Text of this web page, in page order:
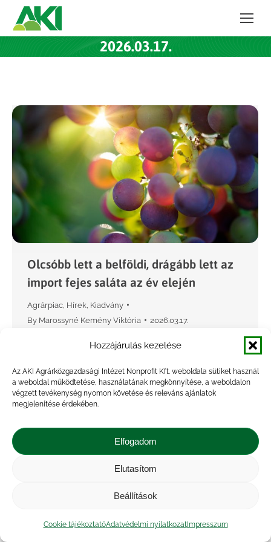
Hozzájárulás kezelése
Az AKI Agrárközgazdasági Intézet Nonprofit Kft. weboldala sütiket használ
a weboldal működtetése, használatának megkönnyítése, a weboldalon
végzett tevékenység nyomon követése és releváns ajánlatok
megjelenítése érdekében.
Elfogadom
Elutasítom
Beállítások
Cookie tájékoztatóAdatvédelmi nyilatkozatImpresszum
2026.03.17.
Olcsóbb lett a belföldi, drágább lett az
import fejes saláta az év elején
Agrárpiac Hírek Kiadvány
By Marossyné Kemény Viktória 2026.03.17.
A KSH adatai szerint Magyarország fejessaláta-
csökkent 2025-ben az egy évvel korábbihoz
képest – elsősorban Lengyelország és
Csehország felé. Magyarország fejessaláta-
exportjának értéke 22 százalékkal 647,7…